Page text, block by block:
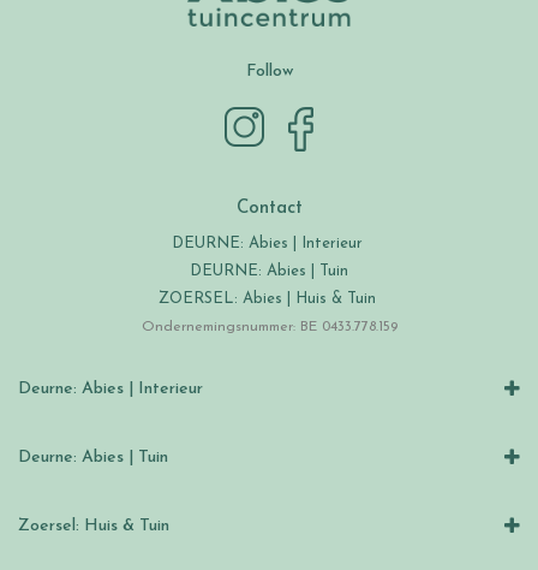
Follow
Contact
DEURNE: Abies | Interieur
DEURNE: Abies | Tuin
ZOERSEL: Abies | Huis & Tuin
Ondernemingsnummer: BE 0433.778.159
Deurne: Abies | Interieur
Deurne: Abies | Tuin
Zoersel: Huis & Tuin